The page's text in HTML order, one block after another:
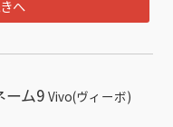
へ
ーム9Vivo(ヴィーボ)